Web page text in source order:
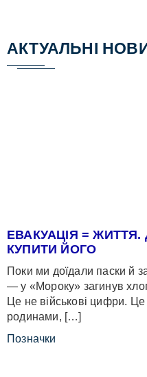
АКТУАЛЬНІ
ЕВАКУАЦІЯ =
КУПИТИ ЙОГО
Поки ми доїдали паски й
— у «Мороку» загинув
Це не військові цифри.
родинами, […]
Позначки